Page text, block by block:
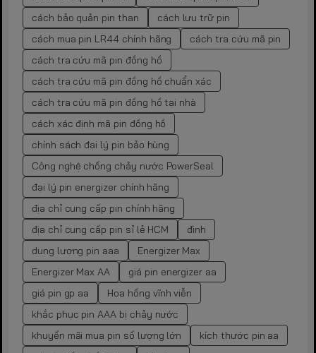
cách bảo quản pin than
cách lưu trữ pin
cách mua pin LR44 chính hãng
cách tra cứu mã pin
cách tra cứu mã pin đồng hồ
cách tra cứu mã pin đồng hồ chuẩn xác
cách tra cứu mã pin đồng hồ tại nhà
cách xác định mã pin đồng hồ
chính sách đại lý pin bảo hùng
Công nghệ chống chảy nước PowerSeal
đại lý pin energizer chính hãng
địa chỉ cung cấp pin chính hãng
địa chỉ cung cấp pin sỉ lẻ HCM
đình
dung lượng pin aaa
Energizer Max
Energizer Max AA
giá pin energizer aa
giá pin gp aa
Hoa hồng vĩnh viễn
khắc phục pin AAA bị chảy nước
khuyến mãi mua pin số lượng lớn
kích thước pin aa